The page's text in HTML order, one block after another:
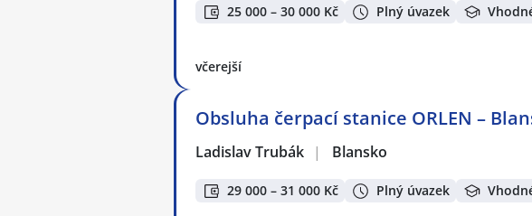
25 000 – 30 000 Kč Plný úvazek
včerejší
Obsluha čerpací stanice ORLEN –
Ladislav Trubák | Blansko
29 000 – 31 000 Kč Plný úvazek